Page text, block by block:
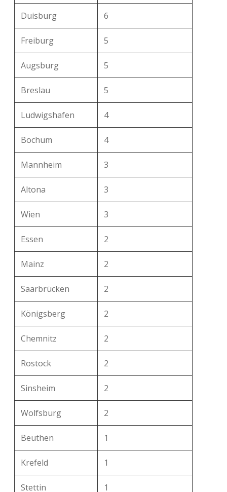
Duisburg 6
Freiburg 5
Augsburg 5
Breslau 5
Ludwigshafen 4
Bochum 4
Mannheim 3
Altona 3
Wien 3
Essen 2
Mainz 2
Saarbrücken 2
Königsberg 2
Chemnitz 2
Rostock 2
Sinsheim 2
Wolfsburg 2
Beuthen 1
Krefeld 1
Stettin 1